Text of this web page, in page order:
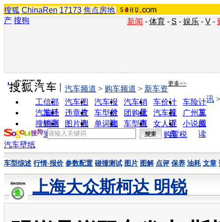
搜狐 ChinaRen 17173 焦点房地
产 搜狗 新闻 - 体育 - S - 娱乐 - V -
实用工具 更多>>
工信部
油耗
汽车图
片
汽车报
价
汽车销
量
车价计
算
车险计
算
汽车经
销商
违章查
询
车型对
比
团购优
惠
汽车投
诉
广州车
展
搜狗浏
览器
图片欣
赏
单词翻
车型查
询
女人宝
典
小说阅
读
汽车频道 > 购车频道 > 新车资
讯
购置税
汽车壁纸
车型综述 行情-报价 参数配置 碰撞测试 图片 图解 点评 保养 油耗 文章
上海大众斯柯达 明锐